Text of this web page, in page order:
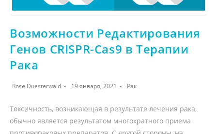
Возможности Редактирования
Генов CRISPR-Cas9 в Терапии
Рака
Rose Duesterwald 19 января, 2021 Рак
Токсичность, возникающая в результате лечения рака,
обычно является результатом многократного приема